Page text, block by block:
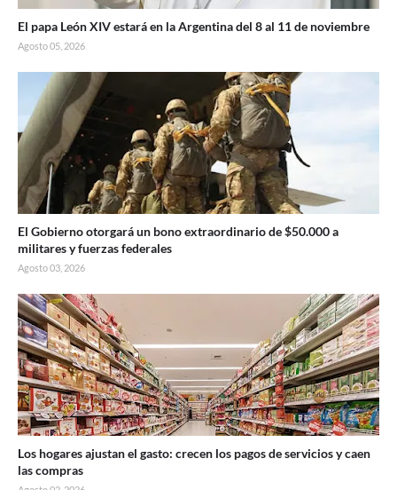
El papa León XIV estará en la Argentina del 8 al 11 de noviembre
Agosto 05, 2026
El Gobierno otorgará un bono extraordinario de $50.000 a
militares y fuerzas federales
Agosto 03, 2026
Los hogares ajustan el gasto: crecen los pagos de servicios y caen
las compras